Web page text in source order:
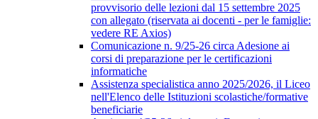
provvisorio delle lezioni dal 15 settembre 2025
con allegato (riservata ai docenti - per le famiglie:
vedere RE Axios)
Comunicazione n. 9/25-26 circa Adesione ai
corsi di preparazione per le certificazioni
informatiche
Assistenza specialistica anno 2025/2026, il Liceo
nell'Elenco delle Istituzioni scolastiche/formative
beneficiarie